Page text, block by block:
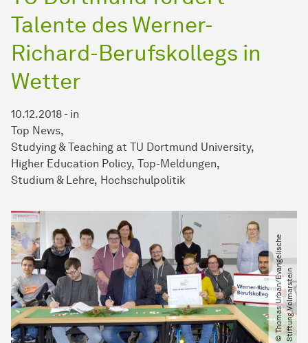
Talente des Werner-
Richard-Berufskollegs in
Wetter
10.12.2018 - in
Top News
Studying & Teaching at TU Dortmund University
Higher Education Policy Top-Meldungen
Studium & Lehre Hochschulpolitik
©
T
h
o
m
a
s
U
r
b
a
n​
/​
E
va
n
g
e
l
i
s
c
h
e
S
t
i
f
t
u
n
g
V
o
l
m
a
r
s
t
e
in